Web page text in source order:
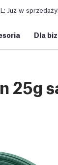
Już w sprzedaży!
Dla
25g